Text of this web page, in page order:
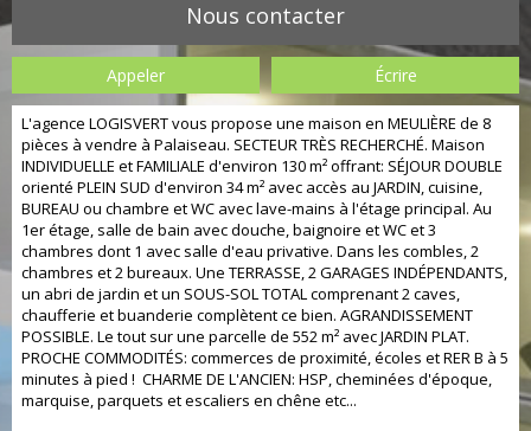
Nous contacter
Appeler Écrire
L'agence LOGISVERT vous propose une maison en MEULIÈRE de 8
pièces à vendre à Palaiseau. SECTEUR TRÈS RECHERCHÉ. Maison
INDIVIDUELLE et FAMILIALE d'environ 130 m² offrant: SÉJOUR DOUBLE
orienté PLEIN SUD d'environ 34 m² avec accès au JARDIN, cuisine,
BUREAU ou chambre et WC avec lave-mains à l'étage principal. Au
1er étage, salle de bain avec douche, baignoire et WC et 3
chambres dont 1 avec salle d'eau privative. Dans les combles, 2
chambres et 2 bureaux. Une TERRASSE, 2 GARAGES INDÉPENDANTS,
un abri de jardin et un SOUS-SOL TOTAL comprenant 2 caves,
chaufferie et buanderie complètent ce bien. AGRANDISSEMENT
POSSIBLE. Le tout sur une parcelle de 552 m² avec JARDIN PLAT.
PROCHE COMMODITÉS: commerces de proximité, écoles et RER B à 5
minutes à pied ! CHARME DE L'ANCIEN: HSP, cheminées d'époque,
marquise, parquets et escaliers en chêne etc...